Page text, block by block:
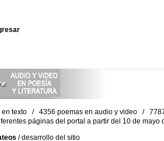
texto / 4356 poemas en audio y video /
páginas del portal a partir del 10 de mayo
/ desarrollo del sitio